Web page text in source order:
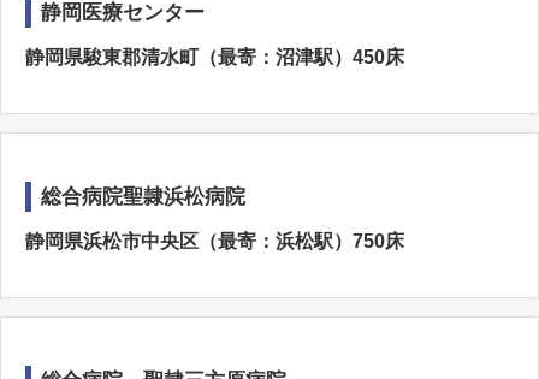
静岡医療センター
静岡県駿東郡清水町（最寄：沼津駅）450床
総合病院聖隷浜松病院
静岡県浜松市中央区（最寄：浜松駅）750床